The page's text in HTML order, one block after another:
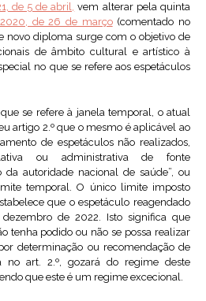
de 5 de abril, vem alterar pela quinta
de 26 de março(comentado no
novo diploma surge com o objetivo de
de âmbito cultural e artístico à
no que se refere aos espetáculos
se refere à janela temporal, o atual
artigo 2.º que o mesmo é aplicável ao
de espetáculos não realizados,
ou administrativa de fonte
autoridade nacional de saúde”, ou
temporal. O único limite imposto
que o espetáculo reagendado
de 2022. Isto significa que
tenha podido ou não se possa realizar
determinação ou recomendação de
no art. 2.º, gozará do regime deste
que este é um regime excecional.